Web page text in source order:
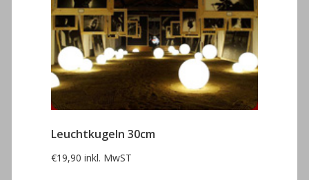
Leuchtkugeln 30cm
€19,90 inkl. MwST